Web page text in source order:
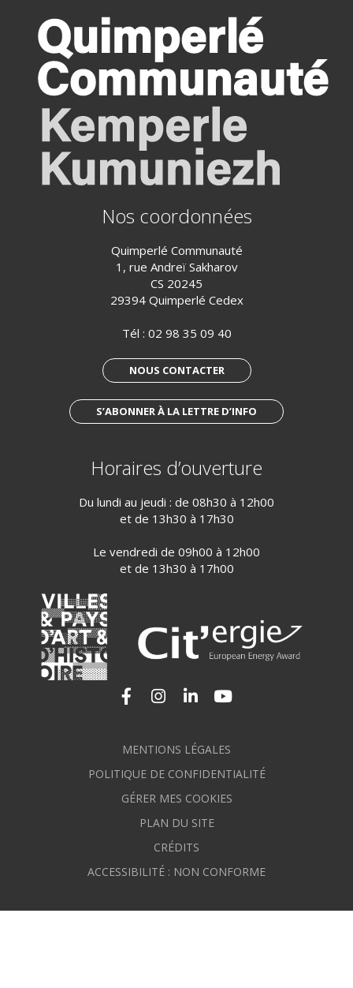
Nos coordonnées
Quimperlé Communauté
1, rue Andreï Sakharov
CS 20245
29394 Quimperlé Cedex
Tél : 02 98 35 09 40
NOUS CONTACTER
S’ABONNER À LA LETTRE D’INFO
Horaires d’ouverture
Du lundi au jeudi : de 08h30 à 12h00
et de 13h30 à 17h30
Le vendredi de 09h00 à 12h00
et de 13h30 à 17h00
Lien vers le compte Facebook
Lien vers le compte Instagram
Lien vers le compte
MENTIONS LÉGALES
POLITIQUE DE CONFIDENTIALITÉ
GÉRER MES COOKIES
PLAN DU SITE
CRÉDITS
ACCESSIBILITÉ : NON CONFORME